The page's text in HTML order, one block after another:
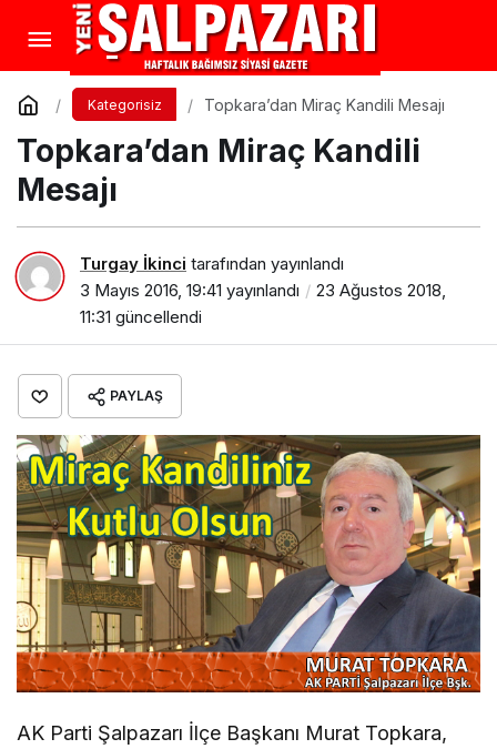
Kategorisiz Topkara’dan Miraç Kandili Mesajı
Topkara’dan Miraç Kandili
Mesajı
Turgay İkinci tarafından yayınlandı
3 Mayıs 2016, 19:41 yayınlandı
23 Ağustos 2018,
11:31 güncellendi
PAYLAŞ
AK Parti Şalpazarı İlçe Başkanı Murat Topkara,